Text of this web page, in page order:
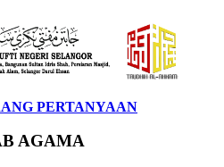
PERTANYAAN
AGAMA